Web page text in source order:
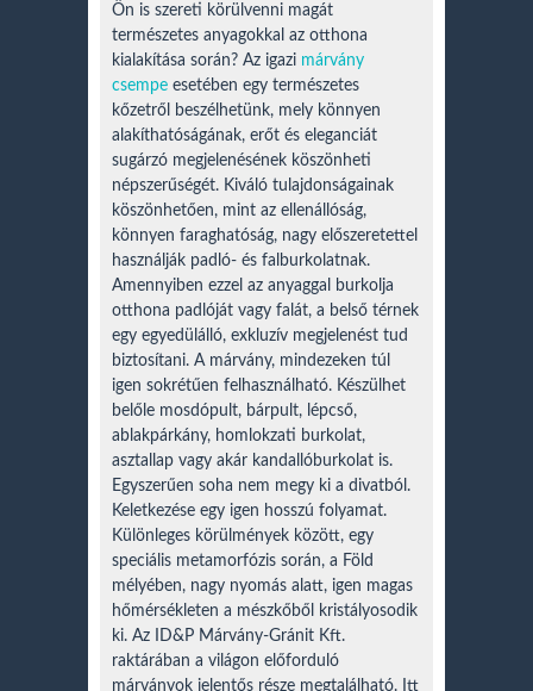
Ön is szereti körülvenni magát
természetes anyagokkal az otthona
kialakítása során? Az igazi márvány
csempe esetében egy természetes
kőzetről beszélhetünk, mely könnyen
alakíthatóságának, erőt és eleganciát
sugárzó megjelenésének köszönheti
népszerűségét. Kiváló tulajdonságainak
köszönhetően, mint az ellenállóság,
könnyen faraghatóság, nagy előszeretettel
használják padló- és falburkolatnak.
Amennyiben ezzel az anyaggal burkolja
otthona padlóját vagy falát, a belső térnek
egy egyedülálló, exkluzív megjelenést tud
biztosítani. A márvány, mindezeken túl
igen sokrétűen felhasználható. Készülhet
belőle mosdópult, bárpult, lépcső,
ablakpárkány, homlokzati burkolat,
asztallap vagy akár kandallóburkolat is.
Egyszerűen soha nem megy ki a divatból.
Keletkezése egy igen hosszú folyamat.
Különleges körülmények között, egy
speciális metamorfózis során, a Föld
mélyében, nagy nyomás alatt, igen magas
hőmérsékleten a mészkőből kristályosodik
ki. Az ID&P Márvány-Gránit Kft.
raktárában a világon előforduló
márványok jelentős része megtalálható. Itt